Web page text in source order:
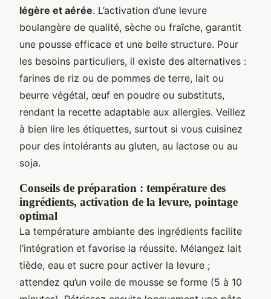
légère et aérée. L’activation d’une levure
boulangère de qualité, sèche ou fraîche, garantit
une pousse efficace et une belle structure. Pour
les besoins particuliers, il existe des alternatives :
farines de riz ou de pommes de terre, lait ou
beurre végétal, œuf en poudre ou substituts,
rendant la recette adaptable aux allergies. Veillez
à bien lire les étiquettes, surtout si vous cuisinez
pour des intolérants au gluten, au lactose ou au
soja.
Conseils de préparation : température des
ingrédients, activation de la levure, pointage
optimal
La température ambiante des ingrédients facilite
l’intégration et favorise la réussite. Mélangez lait
tiède, eau et sucre pour activer la levure ;
attendez qu’un voile de mousse se forme (5 à 10